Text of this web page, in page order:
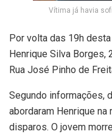
Vítima já havia
Por volta das 19h
Henrique Silva
Rua José Pinho de
Segundo informações,
abordaram Henrique
disparos. O jovem